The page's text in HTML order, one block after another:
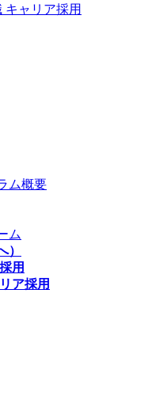
キャリア採用
ム概要
ム
）
用
ア採用